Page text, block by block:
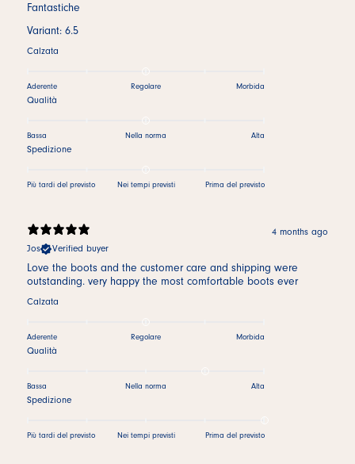
Fantastiche
Variant: 6.5
Calzata
Aderente Regolare Morbida
Qualità
Bassa Nella norma Alta
Spedizione
Più tardi del previsto Nei tempi previsti Prima del previsto
4 months ago
Jos
Verified buyer
Love the boots and the customer care and shipping were
outstanding. very happy the most comfortable boots ever
Calzata
Aderente Regolare Morbida
Qualità
Bassa Nella norma Alta
Spedizione
Più tardi del previsto Nei tempi previsti Prima del previsto